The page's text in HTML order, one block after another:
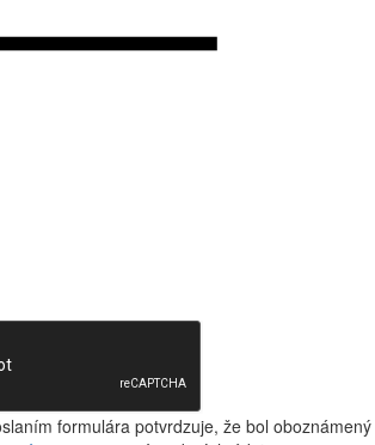
formulára potvrdzuje, že bol oboznámený